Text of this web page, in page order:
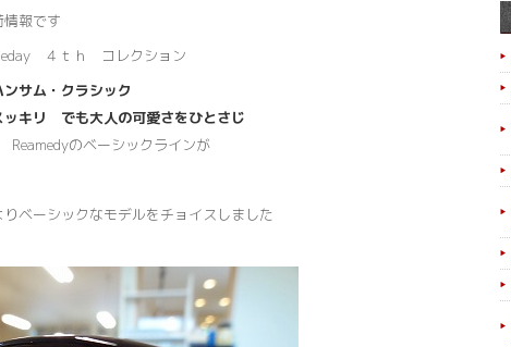
報です
４ｔｈ コレクション
ンサム・クラシック
キリ でも大人の可愛さをひとさじ
のベーシックラインが
ベーシックなモデルをチョイスしました